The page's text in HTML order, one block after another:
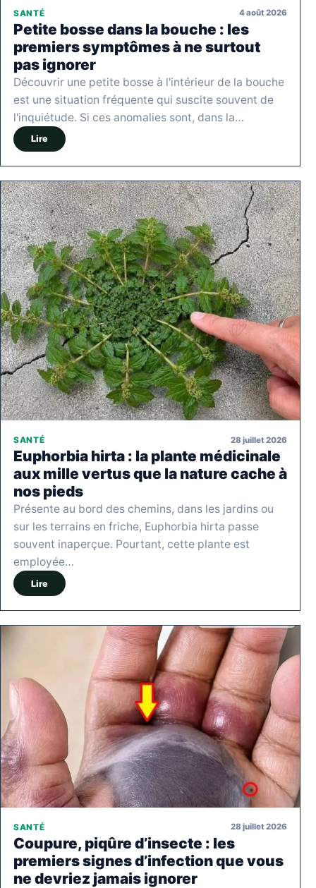
SANTÉ 4 août 2026
Petite bosse dans la bouche : les
premiers symptômes à ne surtout
pas ignorer
Découvrir une petite bosse à l'intérieur de la bouche
est une situation fréquente qui suscite souvent de
l'inquiétude. Si ces anomalies sont, dans la…
Lire
SANTÉ 28 juillet 2026
Euphorbia hirta : la plante médicinale
aux mille vertus que la nature cache à
nos pieds
Présente au bord des chemins, dans les jardins ou
sur les terrains en friche, Euphorbia hirta passe
souvent inaperçue. Pourtant, cette plante est
employée…
Lire
SANTÉ 28 juillet 2026
Coupure, piqûre d’insecte : les
premiers signes d’infection que vous
ne devriez jamais ignorer